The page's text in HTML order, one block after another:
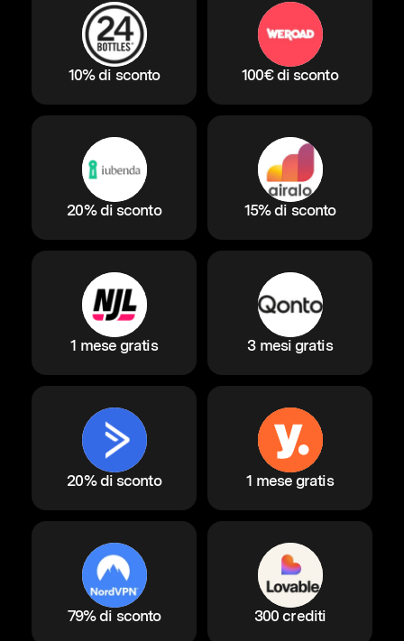
10% di sconto 100€ di sconto
20% di sconto 15% di sconto
1 mese gratis 3 mesi gratis
20% di sconto 1 mese gratis
79% di sconto 300 crediti